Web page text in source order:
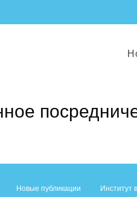
Новые публикации Институт